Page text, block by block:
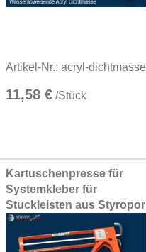
Artikel-Nr.: acryl-dichtmasse
11,58 € /Stück
Kartuschenpresse für
Systemkleber für
Stuckleisten aus Styropor